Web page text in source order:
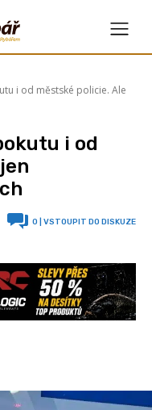
i od městské policie. Ale
i od
0 | VSTOUPIT DO DISKUZE